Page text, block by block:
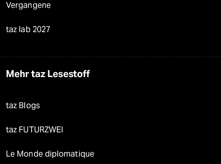
Vergangene
taz lab 2027
Mehr taz Lesestoff
taz Blogs
taz FUTURZWEI
Le Monde diplomatique